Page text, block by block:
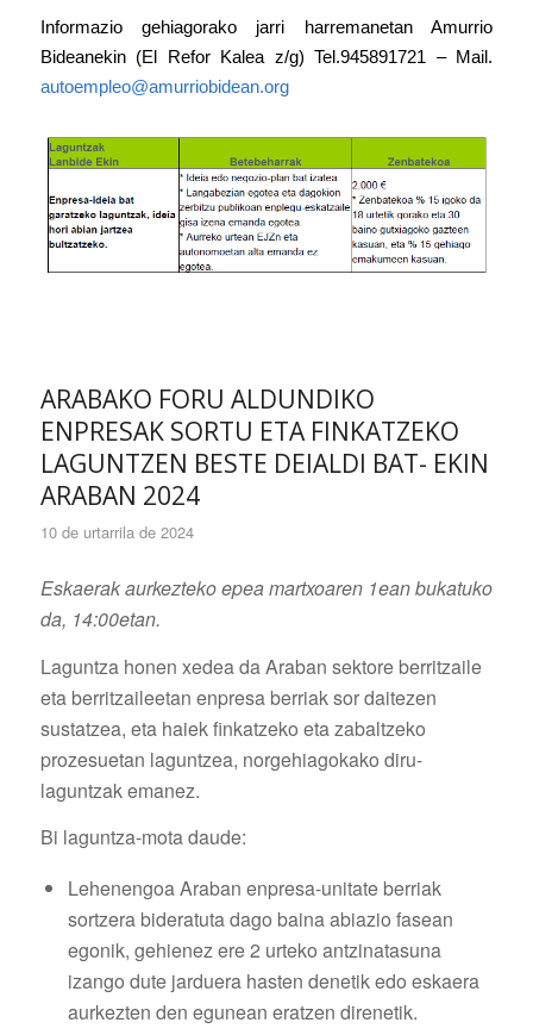
Informazio gehiagorako jarri harremanetan Amurrio
Bideanekin (El Refor Kalea z/g) Tel.945891721 – Mail.
autoempleo@amurriobidean.org
ARABAKO FORU ALDUNDIKO
ENPRESAK SORTU ETA FINKATZEKO
LAGUNTZEN BESTE DEIALDI BAT- EKIN
ARABAN 2024
10 de urtarrila de 2024
Eskaerak aurkezteko epea martxoaren 1ean bukatuko
da, 14:00etan.
Laguntza honen xedea da Araban sektore berritzaile
eta berritzaileetan enpresa berriak sor daitezen
sustatzea, eta haiek finkatzeko eta zabaltzeko
prozesuetan laguntzea, norgehiagokako diru-
laguntzak emanez.
Bi laguntza-mota daude:
Lehenengoa Araban enpresa-unitate berriak
sortzera bideratuta dago baina abiazio fasean
egonik, gehienez ere 2 urteko antzinatasuna
izango dute jarduera hasten denetik edo eskaera
aurkezten den egunean eratzen direnetik.